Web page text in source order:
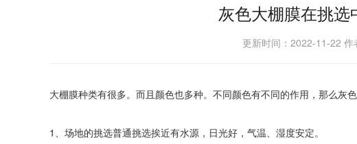
灰色大棚膜在挑
更新时间：2022-11-22 作
大棚膜种类有很多。而且颜色也多种。不同颜色有不同的作用，那么灰
1、场地的挑选普通挑选挨近有水源，日光好，气温、湿度安定。